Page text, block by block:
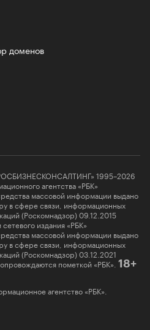
доменов
1995–2026
агентства «РБК»
массовой информации выдано
в сфере связи, информационных
(Роскомнадзор) 09.12.2015
издания «РБК»
массовой информации выдано
в сфере связи, информационных
(Роскомнадзор) 03.12.2021
пометкой «РБК». 18+
агентство «РБК».